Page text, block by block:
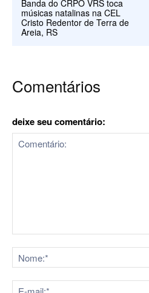
Banda do CRPO VRS toca
músicas natalinas na CEL
Cristo Redentor de Terra de
Areia, RS
Comentários
deixe seu comentário: